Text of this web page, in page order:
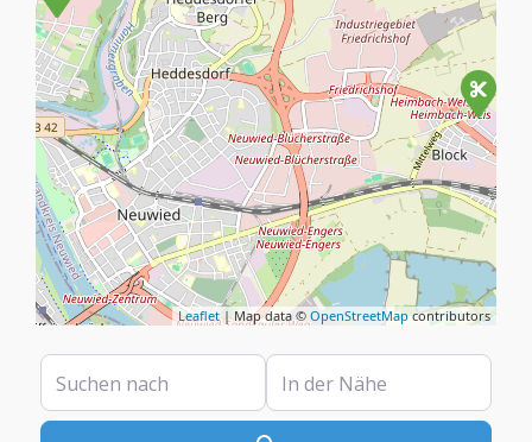
Leaflet| Map data © OpenStreetMap contributors
Suchen nach In der Nähe